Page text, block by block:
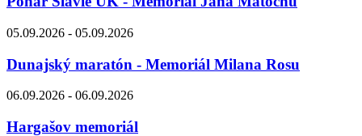
05.09.2026 - 05.09.2026
Dunajský maratón - Memoriál Milana Rosu
06.09.2026 - 06.09.2026
Hargašov memoriál